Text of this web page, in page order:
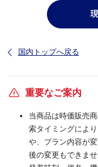
国内トップへ戻る
重要なご案内
当商品は時価販売
索タイミングによ
や、プラン内容が
後の変更もできませ